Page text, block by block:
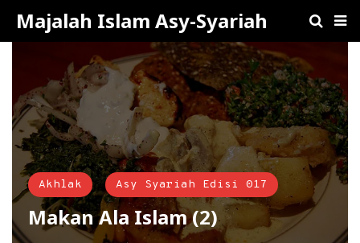
Majalah Islam Asy-Syariah
Akhlak Asy Syariah Edisi 017
Makan Ala Islam (2)